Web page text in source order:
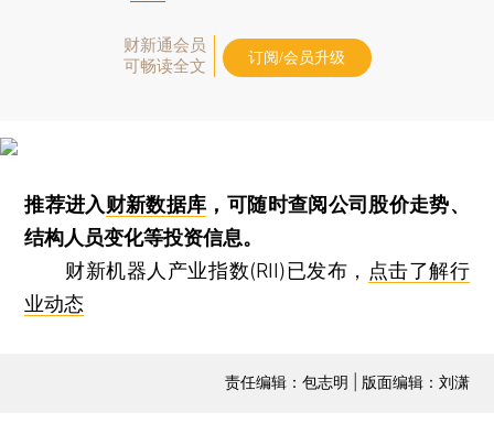
财新通会员
可畅读全文
订阅/会员升级
推荐进入财新数据库 ，可随时查阅公司股价走势、
结构人员变化等投资信息。
财新机器人产业指数(RII)已发布， 点击了解行
业动态
责任编辑：包志明 | 版面编辑：刘潇